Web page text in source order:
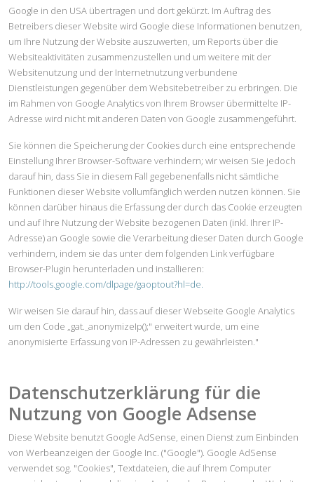
Google in den USA übertragen und dort gekürzt. Im Auftrag des
Betreibers dieser Website wird Google diese Informationen benutzen,
um Ihre Nutzung der Website auszuwerten, um Reports über die
Websiteaktivitäten zusammenzustellen und um weitere mit der
Websitenutzung und der Internetnutzung verbundene
Dienstleistungen gegenüber dem Websitebetreiber zu erbringen. Die
im Rahmen von Google Analytics von Ihrem Browser übermittelte IP-
Adresse wird nicht mit anderen Daten von Google zusammengeführt.
Sie können die Speicherung der Cookies durch eine entsprechende
Einstellung Ihrer Browser-Software verhindern; wir weisen Sie jedoch
darauf hin, dass Sie in diesem Fall gegebenenfalls nicht sämtliche
Funktionen dieser Website vollumfänglich werden nutzen können. Sie
können darüber hinaus die Erfassung der durch das Cookie erzeugten
und auf Ihre Nutzung der Website bezogenen Daten (inkl. Ihrer IP-
Adresse) an Google sowie die Verarbeitung dieser Daten durch Google
verhindern, indem sie das unter dem folgenden Link verfügbare
Browser-Plugin herunterladen und installieren:
http://tools.google.com/dlpage/gaoptout?hl=de.
Wir weisen Sie darauf hin, dass auf dieser Webseite Google Analytics
um den Code „gat._anonymizeIp();" erweitert wurde, um eine
anonymisierte Erfassung von IP-Adressen zu gewährleisten."
Datenschutzerklärung für die
Nutzung von Google Adsense
Diese Website benutzt Google AdSense, einen Dienst zum Einbinden
von Werbeanzeigen der Google Inc. ("Google"). Google AdSense
verwendet sog. "Cookies", Textdateien, die auf Ihrem Computer